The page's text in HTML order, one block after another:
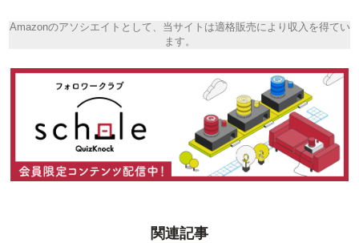
Amazonのアソシエイトとして、当サイトは適格販売により収入を得てい
ます。
関連記事